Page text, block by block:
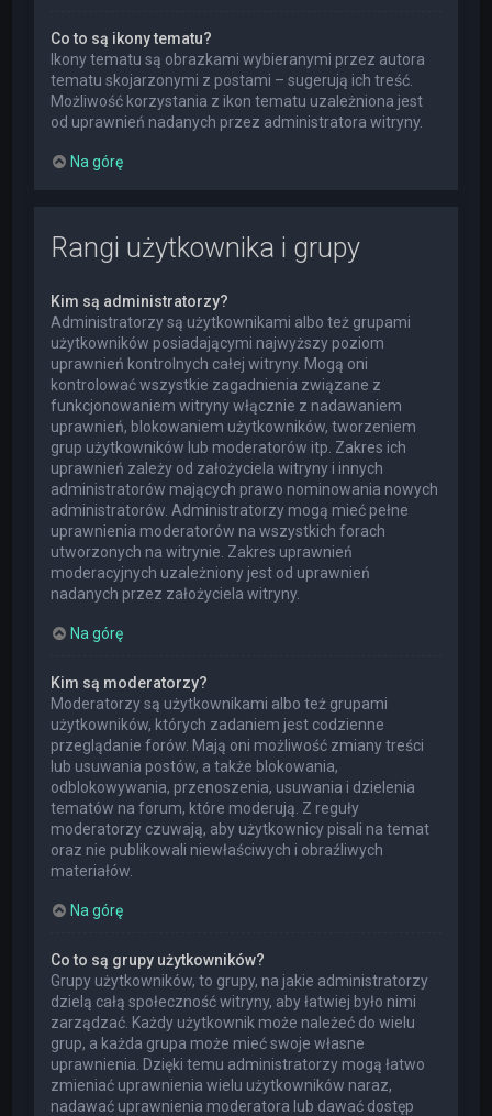
Co to są ikony tematu?
Ikony tematu są obrazkami wybieranymi przez autora
tematu skojarzonymi z postami – sugerują ich treść.
Możliwość korzystania z ikon tematu uzależniona jest
od uprawnień nadanych przez administratora witryny.
Na górę
Rangi użytkownika i grupy
Kim są administratorzy?
Administratorzy są użytkownikami albo też grupami
użytkowników posiadającymi najwyższy poziom
uprawnień kontrolnych całej witryny. Mogą oni
kontrolować wszystkie zagadnienia związane z
funkcjonowaniem witryny włącznie z nadawaniem
uprawnień, blokowaniem użytkowników, tworzeniem
grup użytkowników lub moderatorów itp. Zakres ich
uprawnień zależy od założyciela witryny i innych
administratorów mających prawo nominowania nowych
administratorów. Administratorzy mogą mieć pełne
uprawnienia moderatorów na wszystkich forach
utworzonych na witrynie. Zakres uprawnień
moderacyjnych uzależniony jest od uprawnień
nadanych przez założyciela witryny.
Na górę
Kim są moderatorzy?
Moderatorzy są użytkownikami albo też grupami
użytkowników, których zadaniem jest codzienne
przeglądanie forów. Mają oni możliwość zmiany treści
lub usuwania postów, a także blokowania,
odblokowywania, przenoszenia, usuwania i dzielenia
tematów na forum, które moderują. Z reguły
moderatorzy czuwają, aby użytkownicy pisali na temat
oraz nie publikowali niewłaściwych i obraźliwych
materiałów.
Na górę
Co to są grupy użytkowników?
Grupy użytkowników, to grupy, na jakie administratorzy
dzielą całą społeczność witryny, aby łatwiej było nimi
zarządzać. Każdy użytkownik może należeć do wielu
grup, a każda grupa może mieć swoje własne
uprawnienia. Dzięki temu administratorzy mogą łatwo
zmieniać uprawnienia wielu użytkowników naraz,
nadawać uprawnienia moderatora lub dawać dostęp